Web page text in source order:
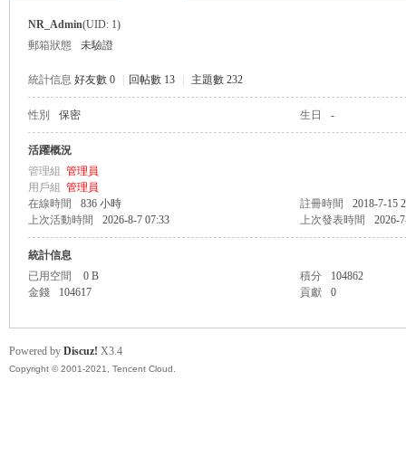
地
NR_Admin(UID: 1)
郵箱狀態
未驗證
統計信息 好友數 0 回帖數 13 主題數 232
性別 保密 生日 -
活躍概況
管理組 管理員
用戶組 管理員
在線時間
836 小時 註冊時間
2018-7-15
上次活動時間
2026-8-7 07:33 上次發表時間 2026-
統計信息
已用空間
0 B 積分
104862
金錢
104617 貢獻 0
Powered by Discuz! X3.4
Copyright © 2001-2021, Tencent Cloud.